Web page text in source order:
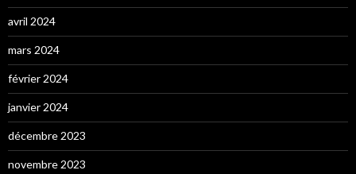
avril 2024
mars 2024
février 2024
janvier 2024
décembre 2023
novembre 2023